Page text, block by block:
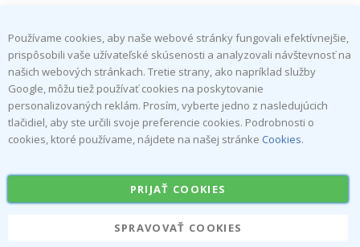
Používame cookies, aby naše webové stránky fungovali efektívnejšie,
prispôsobili vaše užívateľské skúsenosti a analyzovali návštevnosť na
našich webových stránkach. Tretie strany, ako napríklad služby
Google, môžu tiež používať cookies na poskytovanie
personalizovaných reklám. Prosím, vyberte jedno z nasledujúcich
tlačidiel, aby ste určili svoje preferencie cookies. Podrobnosti o
cookies, ktoré používame, nájdete na našej stránke Cookies.
PRIJAŤ COOKIES
SPRAVOVAŤ COOKIES